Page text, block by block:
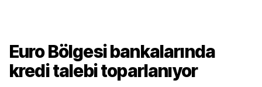
Euro Bölgesi bankalarında
kredi talebi toparlanıyor